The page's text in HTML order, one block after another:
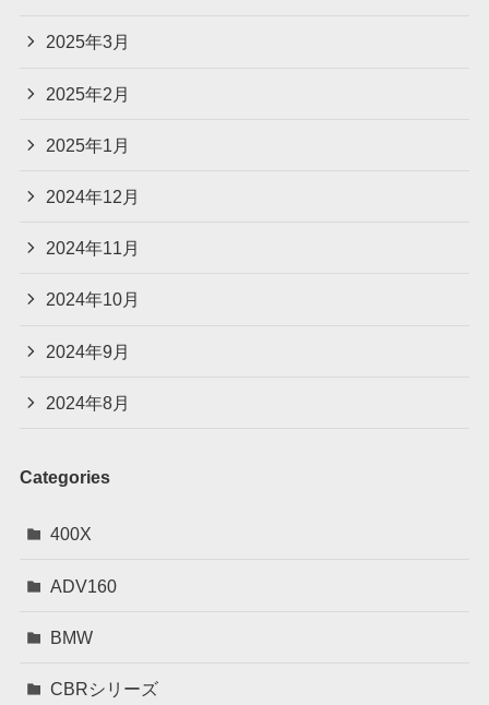
2025年3月
2025年2月
2025年1月
2024年12月
2024年11月
2024年10月
2024年9月
2024年8月
Categories
400X
ADV160
BMW
CBRシリーズ